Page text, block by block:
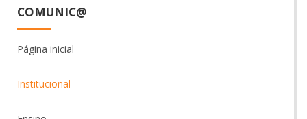
COMUNIC@
Página inicial
Institucional